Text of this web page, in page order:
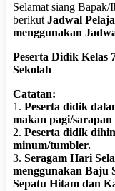
Selamat siang Bapak/
berikutJadwal
menggunakan
Peserta Didik Kelas
Sekolah
Catatan:
1. Peserta didik
makan pagi/
2. Peserta didik
minum/tumbler.
3. ⁠Seragam Hari
menggunakan Baju
Sepatu Hitam dan